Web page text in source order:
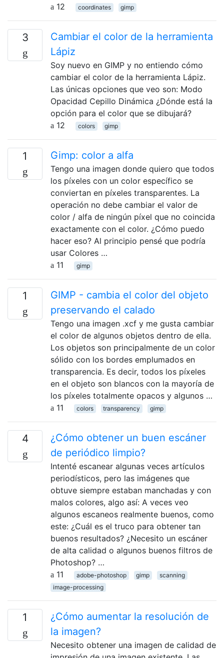
12
coordinates gimp
3
Cambiar el color de la herramienta
Lápiz
Soy nuevo en GIMP y no entiendo cómo
cambiar el color de la herramienta Lápiz.
Las únicas opciones que veo son: Modo
Opacidad Cepillo Dinámica ¿Dónde está la
opción para el color que se dibujará?
12
colors gimp
1 Gimp: color a alfa
Tengo una imagen donde quiero que todos
los píxeles con un color específico se
conviertan en píxeles transparentes. La
operación no debe cambiar el valor de
color / alfa de ningún píxel que no coincida
exactamente con el color. ¿Cómo puedo
hacer eso? Al principio pensé que podría
usar Colores …
11
gimp
1
GIMP - cambia el color del objeto
preservando el calado
Tengo una imagen .xcf y me gusta cambiar
el color de algunos objetos dentro de ella.
Los objetos son principalmente de un color
sólido con los bordes emplumados en
transparencia. Es decir, todos los píxeles
en el objeto son blancos con la mayoría de
los píxeles totalmente opacos y algunos …
11
colors transparency gimp
4
¿Cómo obtener un buen escáner
de periódico limpio?
Intenté escanear algunas veces artículos
periodísticos, pero las imágenes que
obtuve siempre estaban manchadas y con
malos colores, algo así: A veces veo
algunos escaneos realmente buenos, como
este: ¿Cuál es el truco para obtener tan
buenos resultados? ¿Necesito un escáner
de alta calidad o algunos buenos filtros de
Photoshop? …
11
adobe-photoshop gimp
scanning
image-processing
1
¿Cómo aumentar la resolución de
la imagen?
Necesito obtener una imagen de calidad de